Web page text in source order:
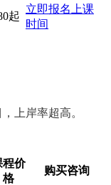
起
立即报名 上课
时间
上岸率超高。
程价
格
购买咨询